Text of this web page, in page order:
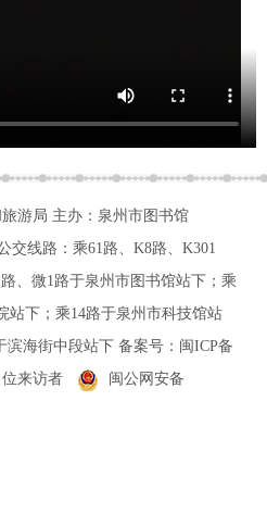
游局 主办：泉州市图书馆
交线路：乘61路、K8路、K301
、微1路于泉州市图书馆站下；乘
站下；乘14路于泉州市科技馆站
滨海街中段站下备案号： 闽ICP备
位来访者
闽公网安备